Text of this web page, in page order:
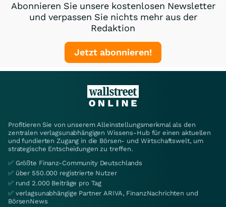
Abonnieren Sie unsere kostenlosen Newsletter
und verpassen Sie nichts mehr aus der
Redaktion
Jetzt abonnieren!
Profitieren Sie von unserem Alleinstellungsmerkmal als den
zentralen verlagsunabhängigen Wissens-Hub für einen aktuellen
und fundierten Zugang in die Börsen- und Wirtschaftswelt, um
strategische Entscheidungen zu treffen.
✅ Größte Finanz-Community Deutschlands
✅ über 550.000 registrierte Nutzer
✅ rund 2.000 Beiträge pro Tag
✅ verlagsunabhängige Partner ARIVA, FinanzNachrichten und
BörsenNews